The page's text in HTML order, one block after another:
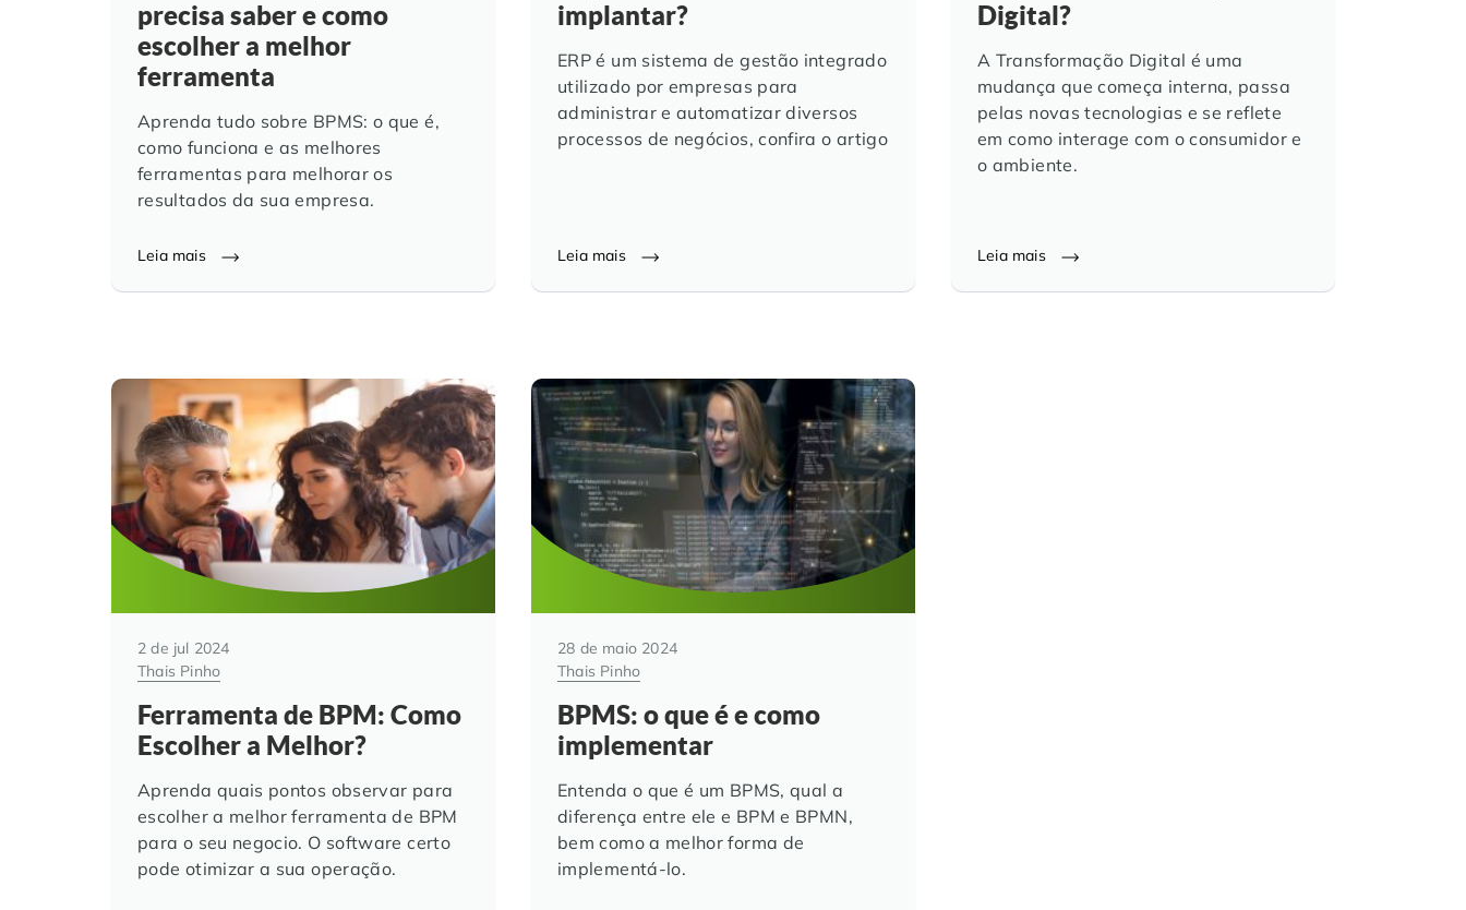
precisa saber e como
escolher a melhor
ferramenta
Aprenda tudo sobre BPMS: o que é,
como funciona e as melhores
ferramentas para melhorar os
resultados da sua empresa.
Leia mais
implantar?
ERP é um sistema de gestão integrado
utilizado por empresas para
administrar e automatizar diversos
processos de negócios, confira o artigo
Leia mais
Digital?
A Transformação Digital é uma
mudança que começa interna, passa
pelas novas tecnologias e se reflete
em como interage com o consumidor e
o ambiente.
Leia mais
2 de jul 2024
Thais Pinho
Ferramenta de BPM: Como
Escolher a Melhor?
Aprenda quais pontos observar para
escolher a melhor ferramenta de BPM
para o seu negocio. O software certo
pode otimizar a sua operação.
28 de maio 2024
Thais Pinho
BPMS: o que é e como
implementar
Entenda o que é um BPMS, qual a
diferença entre ele e BPM e BPMN,
bem como a melhor forma de
implementá-lo.